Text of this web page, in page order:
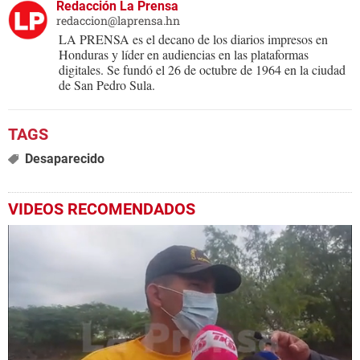
Redacción La Prensa
redaccion@laprensa.hn
LA PRENSA es el decano de los diarios impresos en
Honduras y líder en audiencias en las plataformas
digitales. Se fundó el 26 de octubre de 1964 en la ciudad
de San Pedro Sula.
Desaparecido
VIDEOS RECOMENDADOS